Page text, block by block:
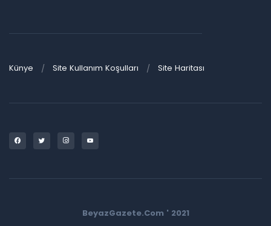
Künye Site Kullanım Koşulları Site Haritası
BeyazGazete.Com ' 2021